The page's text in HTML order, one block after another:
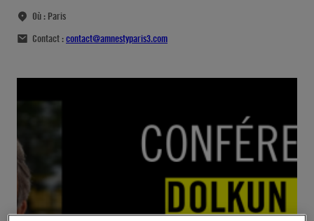
Où : Paris
Contact :contact@amnestyparis3.com